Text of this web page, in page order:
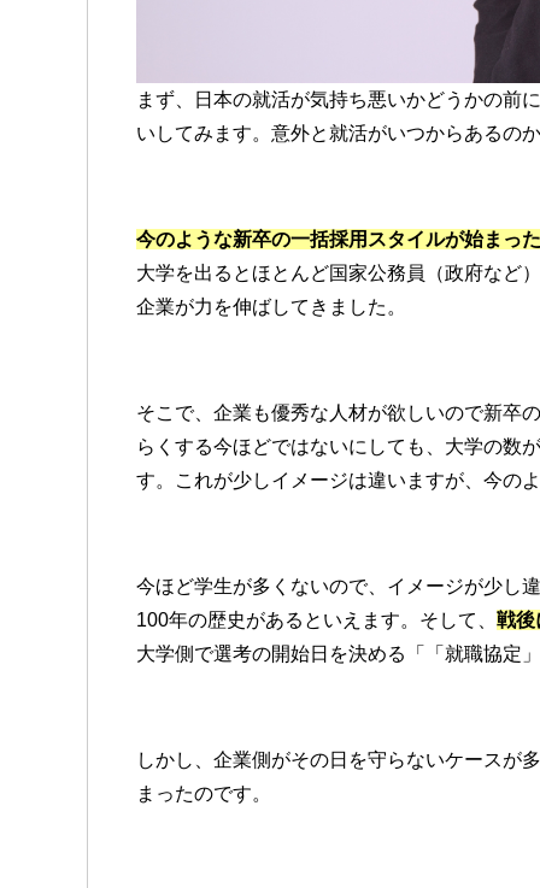
まず、日本の就活が気持ち悪いかどうかの前
いしてみます。意外と就活がいつからあるの
今のような新卒の一括採用スタイルが始まっ
大学を出るとほとんど国家公務員（政府など
企業が力を伸ばしてきました。
そこで、企業も優秀な人材が欲しいので新卒
らくする今ほどではないにしても、大学の数
す。これが少しイメージは違いますが、今の
今ほど学生が多くないので、イメージが少し
100年の歴史があるといえます。そして、 戦後
大学側で選考の開始日を決める「「就職協定
しかし、企業側がその日を守らないケースが
まったのです。